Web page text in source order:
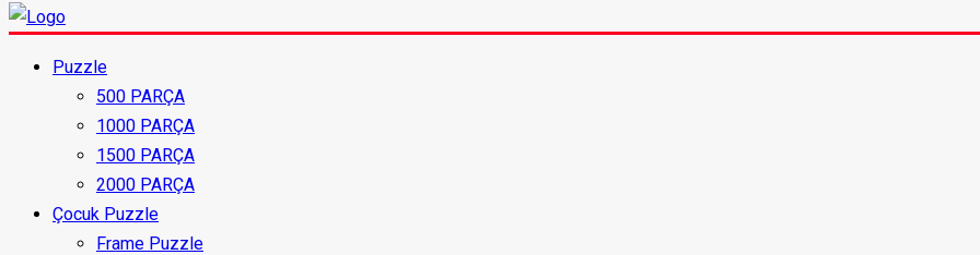
Puzzle
500 PARÇA
1000 PARÇA
1500 PARÇA
2000 PARÇA
Çocuk Puzzle
Frame Puzzle